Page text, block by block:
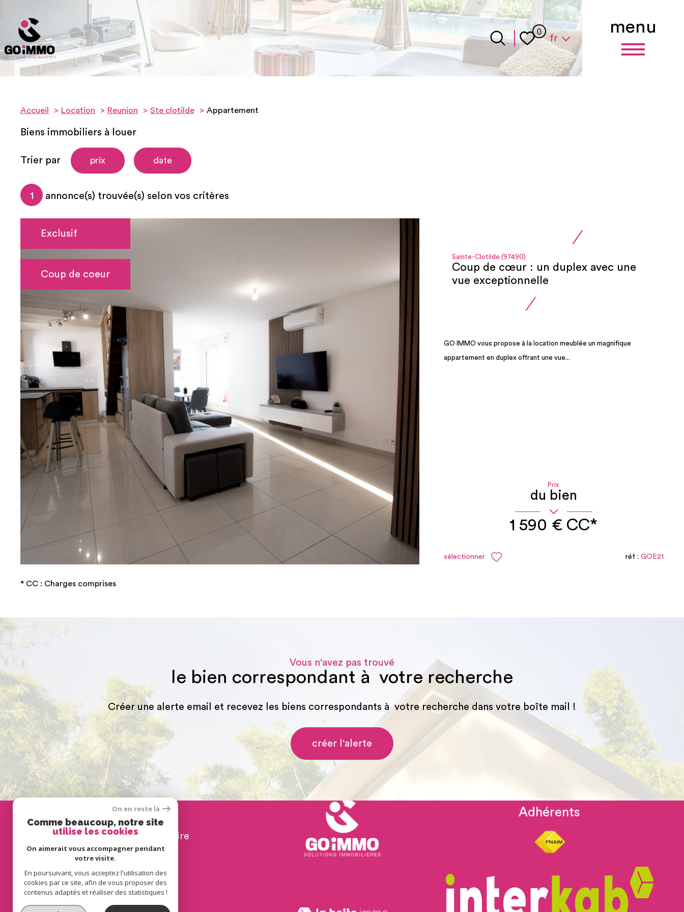
menu
0 Langue
fr
Accueil Location Reunion Ste clotilde Appartement
Biens immobiliers à louer
Trier par prix date
1 annonce(s) trouvée(s) selon vos critères
Exclusif
Coup de coeur
Sainte-Clotilde (97490)
Coup de cœur : un duplex avec une
vue exceptionnelle
GO IMMO vous propose à la location meublée un magnifique
appartement en duplex offrant une vue...
Prix
du bien
1 590 € CC*
sélectionner réf : GOE21
* CC : Charges comprises
Vous n'avez pas trouvé
le bien correspondant à votre recherche
Créer une alerte email et recevez les biens correspondants à votre recherche dans votre boîte mail !
créer l'alerte
Se connecter
espace propriétaire
Adhérents
On en reste là
Comme beaucoup, notre site
utilise les cookies
On aimerait vous accompagner pendant
votre visite.
En poursuivant, vous acceptez l'utilisation des
cookies par ce site, afin de vous proposer des
contenus adaptés et réaliser des statistiques !